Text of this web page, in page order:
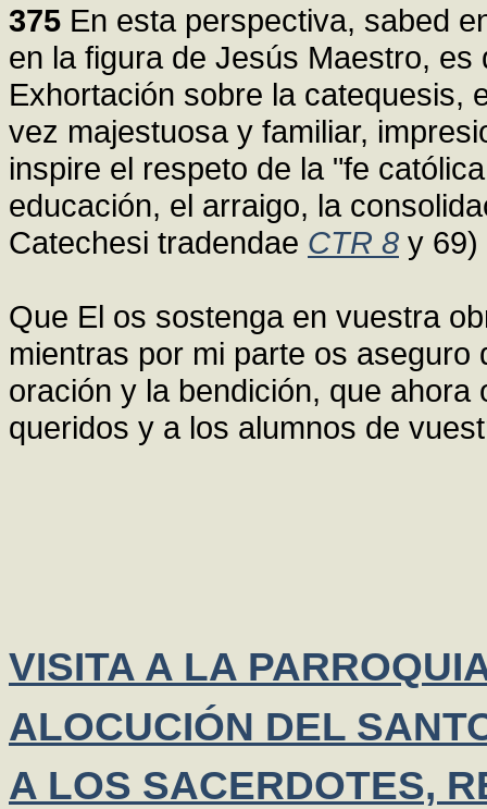
375 En esta perspectiva, sabed
en la figura de Jesús Maestro,
Exhortación sobre la catequesis,
vez majestuosa y familiar,
inspire el respeto de la "fe
educación, el arraigo, la
Catechesi tradendae CTR 8 y 69)
Que El os sostenga en vuestra
mientras por mi parte os
oración y la bendición, que
queridos y a los alumnos de
VISITA A LA
ALOCUCIÓN DEL
A LOS SACERDOTES,